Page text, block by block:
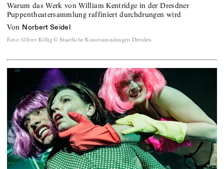
Warum das Werk von William Kentridge in der Dresdner
Puppentheatersammlung raffiniert durchdrungen wird
von Norbert Seidel
Foto: Oliver Killig © Staatliche Kunstsammlungen Dresden